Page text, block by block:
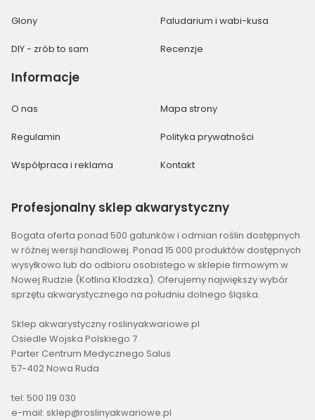
Glony Paludarium i wabi-kusa
DIY - zrób to sam Recenzje
Informacje
O nas Mapa strony
Regulamin Polityka prywatności
Współpraca i reklama Kontakt
Profesjonalny sklep akwarystyczny
Bogata oferta ponad 500 gatunków i odmian roślin dostępnych
w różnej wersji handlowej. Ponad 15 000 produktów dostępnych
wysyłkowo lub do odbioru osobistego w sklepie firmowym w
Nowej Rudzie (Kotlina Kłodzka). Oferujemy największy wybór
sprzętu akwarystycznego na południu dolnego śląska.
Sklep akwarystyczny roslinyakwariowe.pl
Osiedle Wojska Polskiego 7
Parter Centrum Medycznego Salus
57-402 Nowa Ruda
tel: 500 119 030
e-mail: sklep@roslinyakwariowe.pl